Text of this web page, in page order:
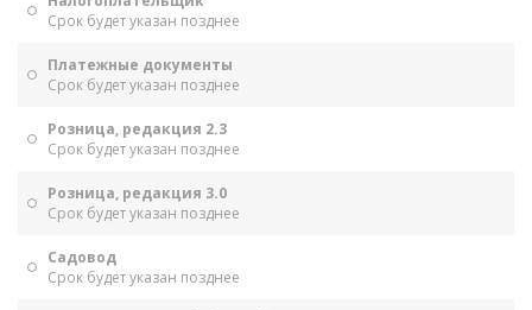
Срок будет указан позднее
Платежные документы
Срок будет указан позднее
Розница, редакция 2.3
Срок будет указан позднее
Розница, редакция 3.0
Срок будет указан позднее
Садовод
Срок будет указан позднее